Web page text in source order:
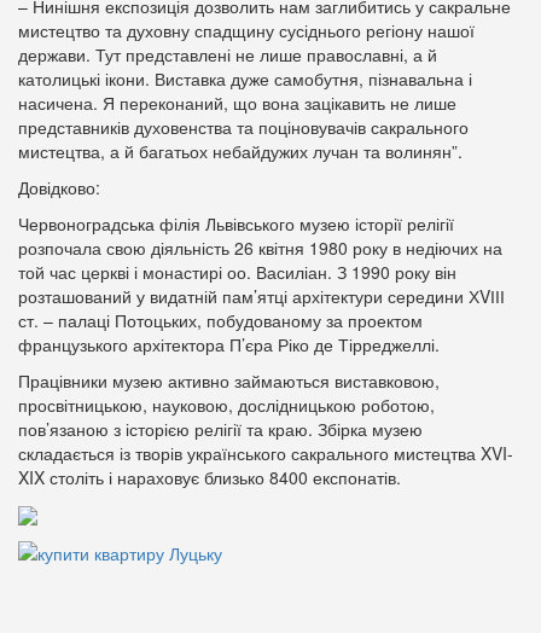
– Нинішня експозиція дозволить нам заглибитись у сакральне
мистецтво та духовну спадщину сусіднього регіону нашої
держави. Тут представлені не лише православні, а й
католицькі ікони. Виставка дуже самобутня, пізнавальна і
насичена. Я переконаний, що вона зацікавить не лише
представників духовенства та поціновувачів сакрального
мистецтва, а й багатьох небайдужих лучан та волинян”.
Довідково:
Червоноградська філія Львівського музею історії релігії
розпочала свою діяльність 26 квітня 1980 року в недіючих на
той час церкві і монастирі оо. Василіан. З 1990 року він
розташований у видатній пам’ятці архітектури середини ХVІІІ
ст. – палаці Потоцьких, побудованому за проектом
французького архітектора П’єра Ріко де Тірреджеллі.
Працівники музею активно займаються виставковою,
просвітницькою, науковою, дослідницькою роботою,
пов’язаною з історією релігії та краю. Збірка музею
складається із творів українського сакрального мистецтва XVI-
XIX століть і нараховує близько 8400 експонатів.